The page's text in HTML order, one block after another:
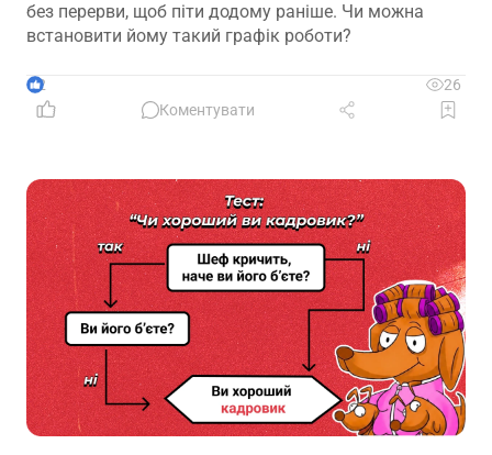
без перерви, щоб піти додому раніше. Чи можна
встановити йому такий графік роботи?
2
26
Коментувати